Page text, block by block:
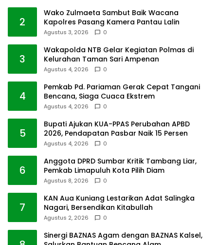
2
Wako Zulmaeta Sambut Baik Wacana
Kapolres Pasang Kamera Pantau Lalin
Agustus 3, 2026 0
3
Wakapolda NTB Gelar Kegiatan Polmas di
Kelurahan Taman Sari Ampenan
Agustus 4, 2026 0
4
Pemkab Pd. Pariaman Gerak Cepat Tangani
Bencana, Siaga Cuaca Ekstrem
Agustus 4, 2026 0
5
Bupati Ajukan KUA-PPAS Perubahan APBD
2026, Pendapatan Pasbar Naik 15 Persen
Agustus 4, 2026 0
6
Anggota DPRD Sumbar Kritik Tambang Liar,
Pemkab Limapuluh Kota Pilih Diam
Agustus 8, 2026 0
7
KAN Aua Kuniang Lestarikan Adat Salingka
Nagari, Bersendikan Kitabullah
Agustus 2, 2026 0
Sinergi BAZNAS Agam dengan BAZNAS Kalsel,